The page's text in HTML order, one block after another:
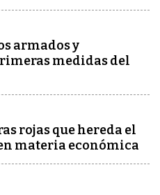
armados y
medidas del
rojas que hereda el
materia económica